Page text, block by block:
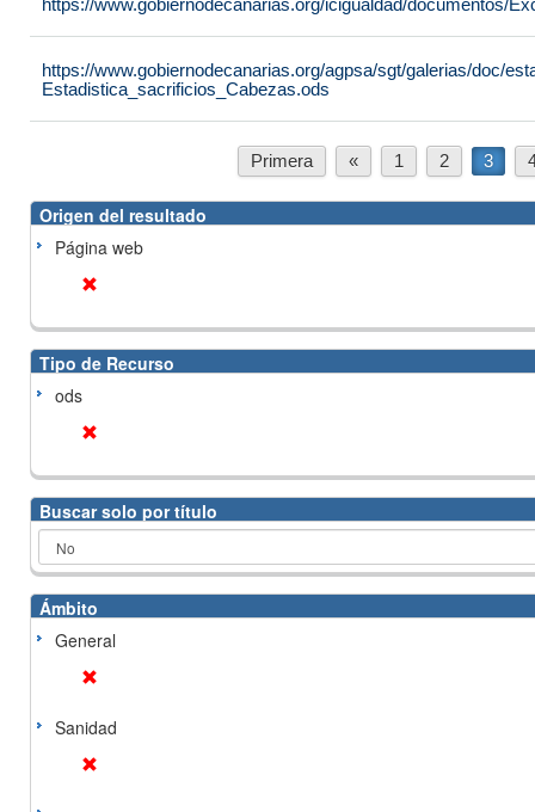
https://www.gobiernodecanarias.org/icigualdad/documentos/
https://www.gobiernodecanarias.org/agpsa/sgt/galerias/doc/
Estadistica_sacrificios_Cabezas.ods
Primera « 1 2 3
Origen del resultado
Página web
Tipo de Recurso
ods
Buscar solo por título
Ámbito
General
Sanidad